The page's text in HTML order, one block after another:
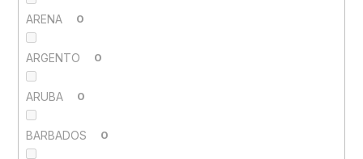
ARENA 0
ARGENTO 0
ARUBA 0
BARBADOS 0